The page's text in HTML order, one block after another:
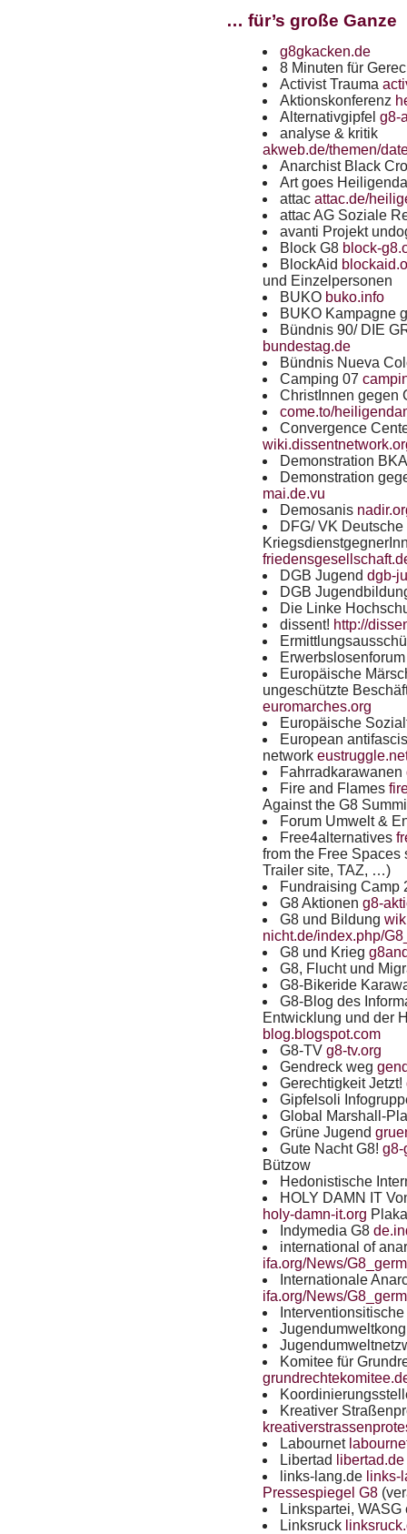
… für’s große Ganze
g8gkacken.de
8 Minuten für
Activist Trauma
Aktionskonferenz
Alternativgipfelg8-
analyse & kritik
akweb.de/themen/
Anarchist Black
Art goes
attacattac.de/
attac AG Soziale
avanti Projekt
Block G8 block-
BlockAid
und Einzelpersonen
BUKO buko.info
BUKO Kampagne
Bündnis 90/ DIE
bundestag.de
Bündnis Nueva
Camping 07
ChristInnen gegen
come.to/
Convergence
Demonstration BKA
Demonstration
mai.de.vu
Demosanis
DFG/ VK
DGB Jugenddgb-
DGB
Die Linke
dissent! http://
Europäische
ungeschützte
euromarches.org
Europäische
European
network
Fahrradkarawanen
Fire and Flames
Against the G8
Forum Umwelt &
Free4alternatives
from the Free Spaces
Trailer site, TAZ, …)
Fundraising Camp
G8 Aktioneng8-
G8 und Bildung
nicht.de/index.php/
G8 und Krieg
G8, Flucht und
G8-Bikeride
G8-Blog des
Entwicklung und der
blog.blogspot.com
G8-TVg8-tv.org
Gendreck weg
Gerechtigkeit Jetzt!
Gipfelsoli
Global Marshall-
Grüne Jugend
Gute Nacht G8!g8-
Bützow
Hedonistische
HOLY DAMN
IT
holy-damn-it.org
Indymedia G8
international of
ifa.org/News/
Internationale
ifa.org/News/
Komitee für
Kreativer
Labournet
Libertad
libertad.de
links-lang.de links-
Pressespiegel G8
Linkspartei,WASG
Linksruck